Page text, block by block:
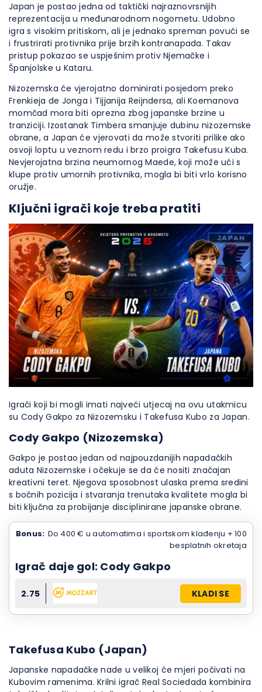
Japan je postao jedna od taktički najraznovrsnijih
reprezentacija u međunarodnom nogometu. Udobno
igra s visokim pritiskom, ali je jednako spreman povući se
i frustrirati protivnika prije brzih kontranapada. Takav
pristup pokazao se uspješnim protiv Njemačke i
Španjolske u Kataru.
Nizozemska će vjerojatno dominirati posjedom preko
Frenkieja de Jonga i Tijjanija Reijndersa, ali Koemanova
momčad mora biti oprezna zbog japanske brzine u
tranziciji. Izostanak Timbera smanjuje dubinu nizozemske
obrane, a Japan će vjerovati da može stvoriti prilike ako
osvoji loptu u veznom redu i brzo proigra Takefusu Kuba.
Nevjerojatna brzina neumornog Maede, koji može ući s
klupe protiv umornih protivnika, mogla bi biti vrlo korisno
oružje.
Ključni igrači koje treba pratiti
Igrači koji bi mogli imati najveći utjecaj na ovu utakmicu
su Cody Gakpo za Nizozemsku i Takefusa Kubo za Japan.
Cody Gakpo (Nizozemska)
Gakpo je postao jedan od najpouzdanijih napadačkih
aduta Nizozemske i očekuje se da će nositi značajan
kreativni teret. Njegova sposobnost ulaska prema sredini
s bočnih pozicija i stvaranja trenutaka kvalitete mogla bi
biti ključna za probijanje disciplinirane japanske obrane.
Bonus: Do 400 € u automatima i sportskom klađenju + 100
besplatnih okretaja
Igrač daje gol: Cody Gakpo
2.75 KLADI SE
Takefusa Kubo (Japan)
Japanske napadačke nade u velikoj će mjeri počivati na
Kubovim ramenima. Krilni igrač Real Sociedada kombinira